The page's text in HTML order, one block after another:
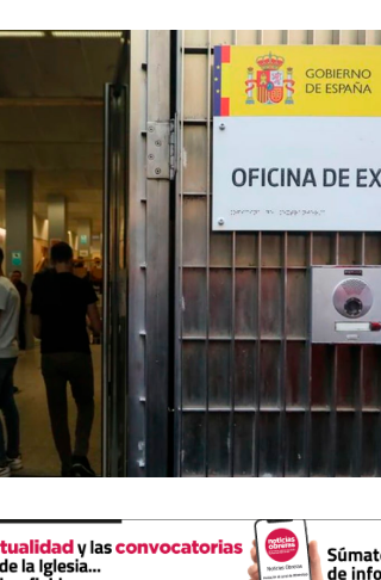
Aplicaciones
Poesía
Relato
In memoriam